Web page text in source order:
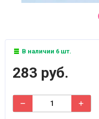
В наличии 6 шт.
283 руб.